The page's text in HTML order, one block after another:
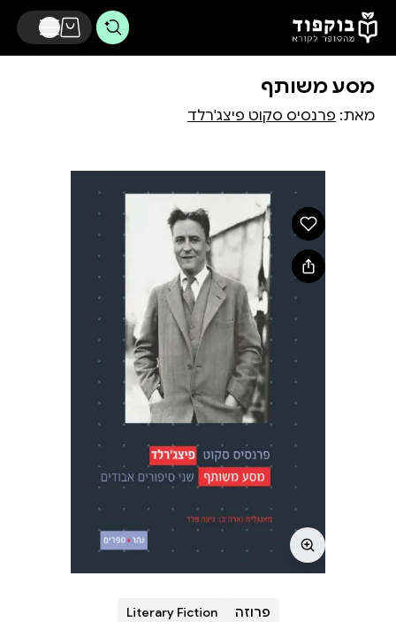
דלג לתוכן הראשי
מסע משותף
מאת: פרנסיס סקוט פיצג'רלד
פרוזה Literary Fiction